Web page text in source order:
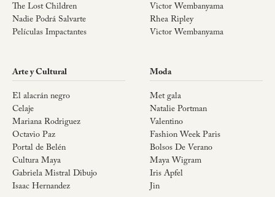
The Lost Children
Nadie Podrá Salvarte
Películas Impactantes
Victor Wembanyama
Rhea Ripley
Victor Wembanyama
Arte y Cultural
El alacrán negro
Celaje
Mariana Rodriguez
Octavio Paz
Portal de Belén
Cultura Maya
Gabriela Mistral Dibujo
Isaac Hernandez
Moda
Met gala
Natalie Portman
Valentino
Fashion Week Paris
Bolsos De Verano
Maya Wigram
Iris Apfel
Jin